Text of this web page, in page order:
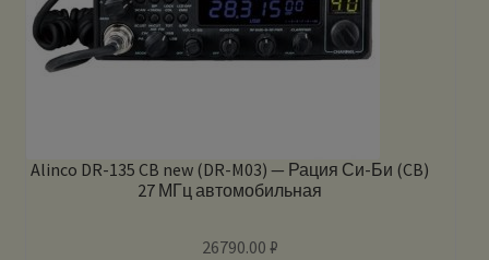
Alinco DR-135 CB new (DR-M03) — Рация Си-Би (CB)
27 МГц автомобильная
26790.00₽